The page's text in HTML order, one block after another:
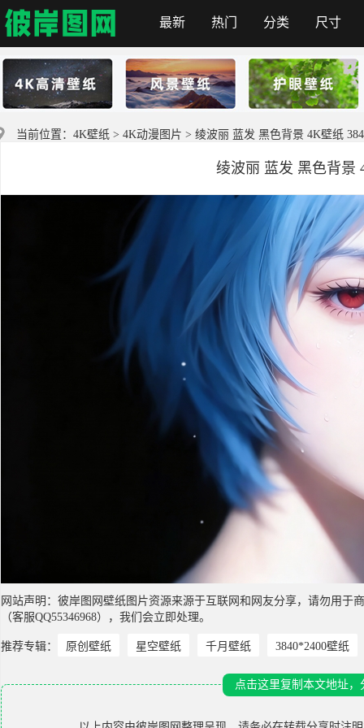
彼岸图网
最新 热门 分类 尺寸
当前位置： 4K壁纸 > 4K动漫图片 > 绫波丽 蓝发 黑色背景 4K壁纸
绫波丽 蓝发 黑色背景
网站声明：彼岸图网壁纸图片资源来源于互联网和网友分享，请勿用
（客服QQ55346968），我们会立即处理。
推荐专辑： 原创壁纸 星空壁纸 千月壁纸 3840*2400壁纸
点击这里复制本文地址